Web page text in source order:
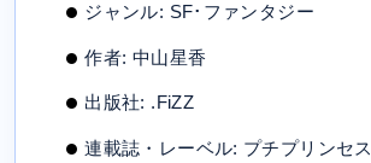
ジャンル: SF･ファンタジー
作者: 中山星香
出版社: .FiZZ
連載誌・レーベル: プチプリンセス